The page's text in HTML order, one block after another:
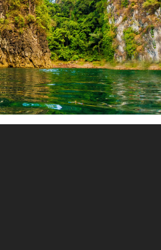
brødre” – den mest berømte
vegetation, skaber en dramatisk baggrund